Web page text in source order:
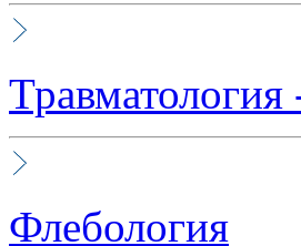
Травматология
Флебология